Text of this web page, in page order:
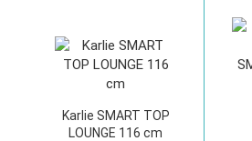
Karlie SMART TOP
LOUNGE 116 cm